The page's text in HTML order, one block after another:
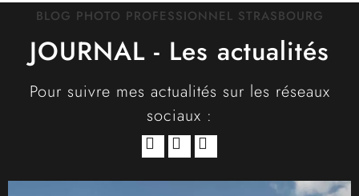
BLOG PHOTO PROFESSIONNEL STRASBOURG
JOURNAL - Les actualités
Pour suivre mes actualités sur les réseaux
sociaux :